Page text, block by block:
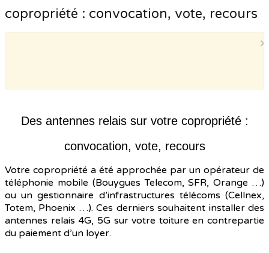
Contact
copropriété : convocation, vote, recours
×
Des antennes relais sur votre copropriété :
convocation, vote, recours
Votre copropriété a été approchée par un opérateur de
téléphonie mobile (Bouygues Telecom, SFR, Orange …)
ou un gestionnaire d’infrastructures télécoms (Cellnex,
Totem, Phoenix …). Ces derniers souhaitent installer des
antennes relais 4G, 5G sur votre toiture en contrepartie
du paiement d’un loyer.